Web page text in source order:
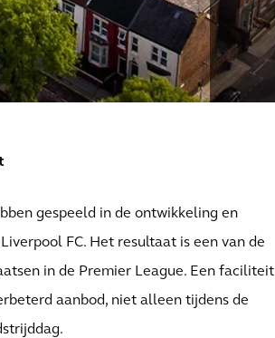
gespeeld in de ontwikkeling en
FC. Het resultaat is een van de
in de Premier League. Een faciliteit
aanbod, niet alleen tijdens de